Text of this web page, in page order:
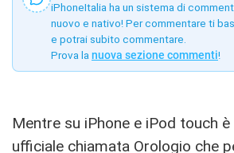
iPhoneItalia ha un sistema di
nuovo e nativo! Per commentare ti
e potrai subito commentare.
Prova la nuova sezione commenti!
Mentre su iPhone e iPod touch è
ufficiale chiamata Orologio che